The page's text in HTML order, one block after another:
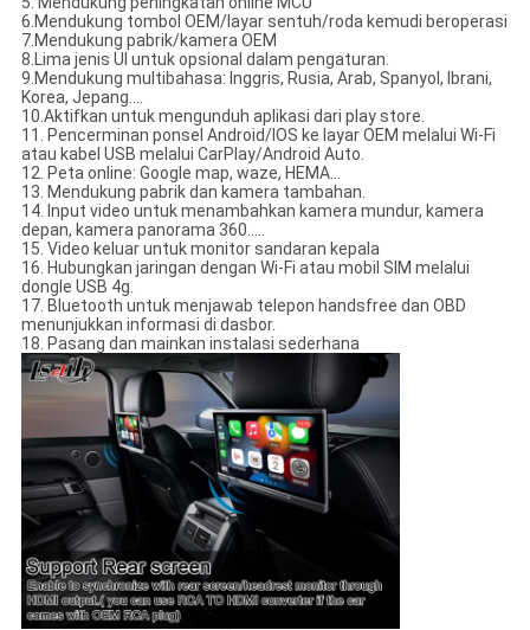
6.Mendukung tombol OEM/layar sentuh/roda kemudi beroperasi
7.Mendukung pabrik/kamera OEM
8.Lima jenis UI untuk opsional dalam pengaturan.
9.Mendukung multibahasa: Inggris, Rusia, Arab, Spanyol, Ibrani,
Korea, Jepang....
10.Aktifkan untuk mengunduh aplikasi dari play store.
11. Pencerminan ponsel Android/IOS ke layar OEM melalui Wi-Fi
atau kabel USB melalui CarPlay/Android Auto.
12. Peta online: Google map, waze, HEMA...
13. Mendukung pabrik dan kamera tambahan.
14. Input video untuk menambahkan kamera mundur, kamera
depan, kamera panorama 360.....
15. Video keluar untuk monitor sandaran kepala
16. Hubungkan jaringan dengan Wi-Fi atau mobil SIM melalui
dongle USB 4g.
17. Bluetooth untuk menjawab telepon handsfree dan OBD
menunjukkan informasi di dasbor.
18. Pasang dan mainkan instalasi sederhana